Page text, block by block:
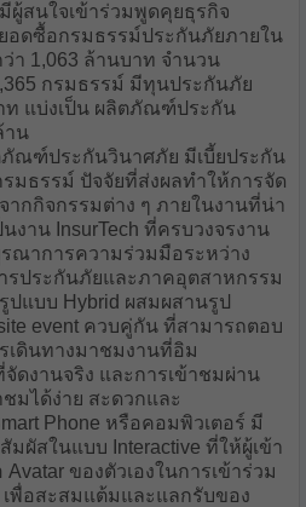
ผู้สนใจเข้าร่วมพูดคุยธุรกิจ
อดซื้อกรมธรรม์ประกันภัยภายใน
า 1,063 ล้านบาท จำนวน
กรมธรรม์ มีทุนประกันภัย
ท แบ่งเป็น ผลิตภัณฑ์ประกัน
าน
ภัณฑ์ประกันวินาศภัย มีเบี้ยประกัน
มธรรม์ ปัจจัยที่ส่งผลทำให้การจัด
ากกิจกรรมต่าง ๆ ภายในงานที่น่า
งาน InsurTech ที่ครบวงจรงาน
ณาการความร่วมมือระหว่าง
รประกันภัยและภาคอุตสาหกรรม
แบบ Hybrid ผสมผสานรูป
event ควบคู่กัน ที่สามารถตอบ
เดินทางมาชมงานที่อิม
ดงานจริง และการเข้าชมผ่าน
มได้ง่าย สะดวกและ
Phone หรือคอมพิวเตอร์ มี
มผัสในแบบ Interactive ที่ให้ผู้เข้า
ของตัวเองในการเข้าร่วม
พื่อสะสมแต้มและแลกรับของ